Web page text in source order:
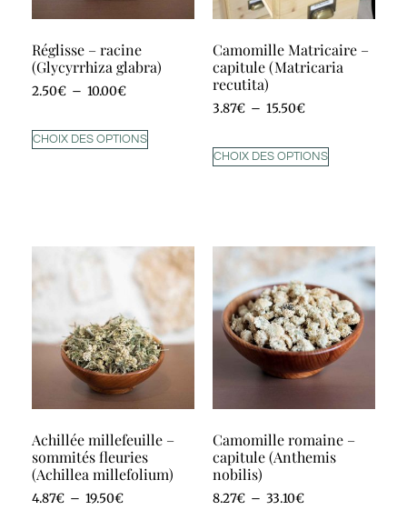
Réglisse – racine
(Glycyrrhiza glabra)
2.50€ – 10.00€
CHOIX DES OPTIONS
Camomille Matricaire –
capitule (Matricaria
recutita)
3.87€ – 15.50€
CHOIX DES OPTIONS
Achillée millefeuille –
sommités fleuries
(Achillea millefolium)
4.87€ – 19.50€
Camomille romaine –
capitule (Anthemis
nobilis)
8.27€ – 33.10€